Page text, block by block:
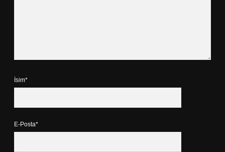
İsim*
E-Posta*